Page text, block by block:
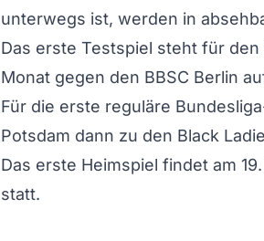
unterwegs ist, werden in
Das erste Testspiel steht für
Monat gegen den BBSC Berlin
Für die erste reguläre
Potsdam dann zu den Black
Das erste Heimspiel findet am
statt.